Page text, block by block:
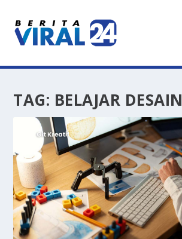
TAG: BELAJAR DESAIN